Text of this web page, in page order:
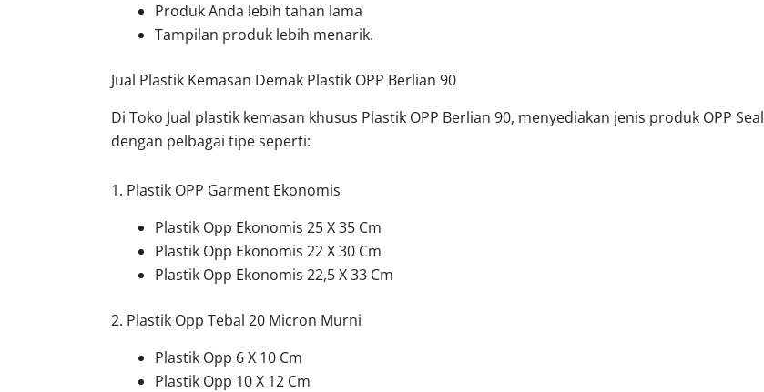
Produk Anda lebih tahan lama
Tampilan produk lebih menarik.
Jual Plastik Kemasan Demak Plastik OPP Berlian 90
Di Toko Jual plastik kemasan khusus Plastik OPP Berlian 90, menyediakan jenis produk OPP Seal
dengan pelbagai tipe seperti:
1. Plastik OPP Garment Ekonomis
Plastik Opp Ekonomis 25 X 35 Cm
Plastik Opp Ekonomis 22 X 30 Cm
Plastik Opp Ekonomis 22,5 X 33 Cm
2. Plastik Opp Tebal 20 Micron Murni
Plastik Opp 6 X 10 Cm
Plastik Opp 10 X 12 Cm